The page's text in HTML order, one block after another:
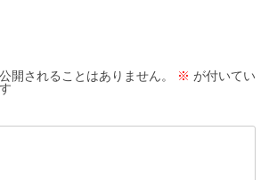
開されることはありません。 ※ が付いてい